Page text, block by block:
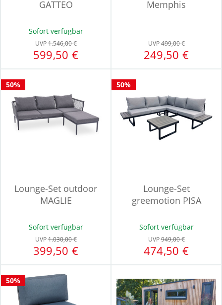
GATTEO
Sofort verfügbar
UVP1.546,00 €
599,50 €
Memphis
UVP499,00 €
249,50 €
50%
Lounge-Set outdoor
MAGLIE
Sofort verfügbar
UVP1.030,00 €
399,50 €
50%
Lounge-Set
greemotion PISA
Sofort verfügbar
UVP949,00 €
474,50 €
50%